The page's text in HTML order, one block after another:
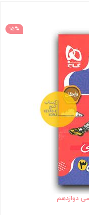
15%
دوازدهم